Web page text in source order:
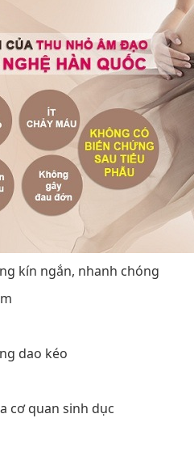
kín ngắn, nhanh chóng
dao kéo
cơ quan sinh dục